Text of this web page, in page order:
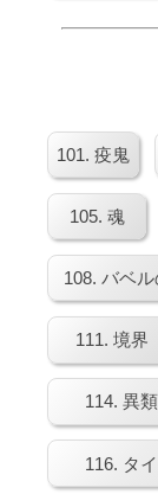
101. 疫鬼
105. 魂
108. バベ
111. 境界
114. 異
116. タ